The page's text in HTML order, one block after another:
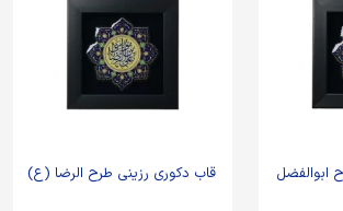
ابوالفضل
قاب دکوری رزینی طرح الرضا (ع)